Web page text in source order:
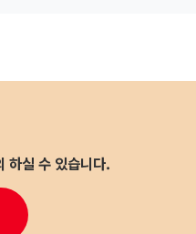
하실 수 있습니다.